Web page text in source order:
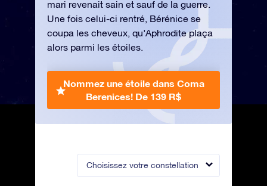
Choisissez votre constellation
mari revenait sain et sauf de la guerre.
Une fois celui-ci rentré, Bérénice se
coupa les cheveux, qu’Aphrodite plaça
alors parmi les étoiles.
Nommez une étoile dans Coma
Berenices! De 139 R$